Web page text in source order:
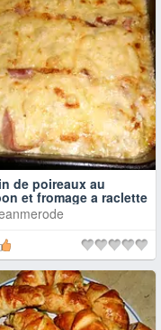
de poireaux au
et fromage a raclette